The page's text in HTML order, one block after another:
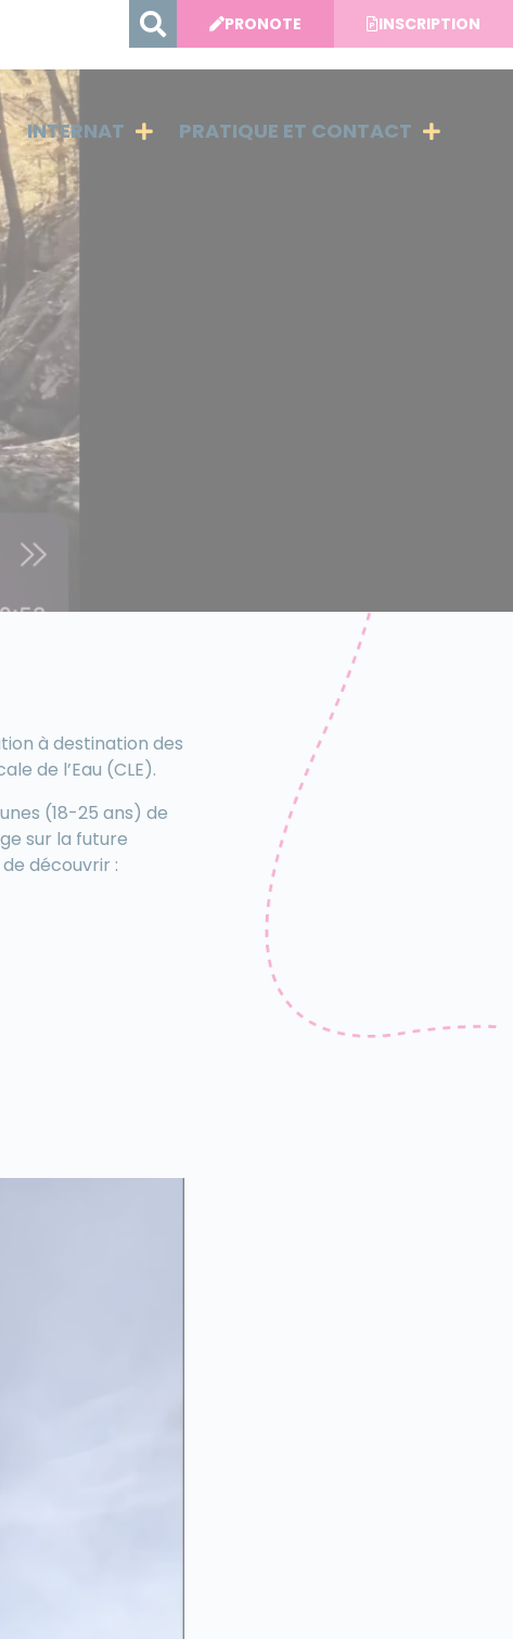
PRONOTE INSCRIPTION
INTERNAT PRATIQUE ET CONTACT
à destination des
de l’Eau (CLE).
(18-25 ans) de
sur la future
découvrir :